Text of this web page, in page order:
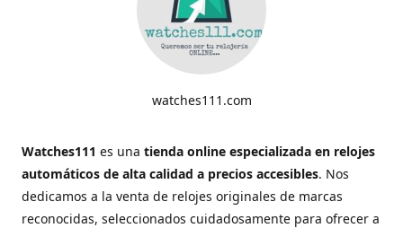
watches111.com
Watches111 es una tienda online especializada en relojes
automáticos de alta calidad a precios accesibles. Nos
dedicamos a la venta de relojes originales de marcas
reconocidas, seleccionados cuidadosamente para ofrecer a